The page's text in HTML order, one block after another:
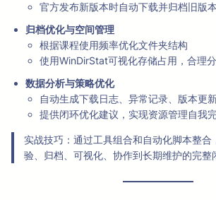
官方发布新版本时自动下载并归档旧版本
归档优化与空间管理
根据课程使用频率优化文件夹结构
使用WinDirStat可视化存储占用，合理
数据分析与策略优化
自动生成下载日志、异常记录、版本更
提供闭环优化建议，实现资源管理自我
实战技巧：通过工具组合和自动化脚本整合
验、归档、可视化、协作到长期维护的完整